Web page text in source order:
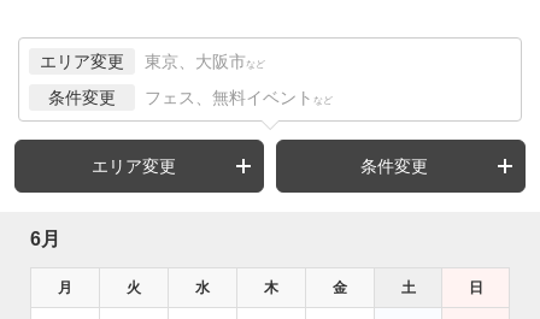
エリア変更 東京、大阪市 など
条件変更 フェス、無料イベント など
エリア変更 条件変更
6月
月 火 水 木 金 土 日